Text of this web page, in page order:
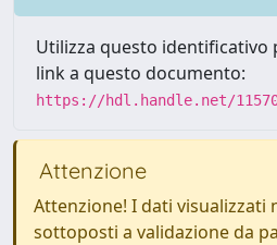
Utilizza questo identificativo
link a questo documento:
https://hdl.handle.net/
Attenzione
Attenzione! I dati visualizzati
sottoposti a validazione da